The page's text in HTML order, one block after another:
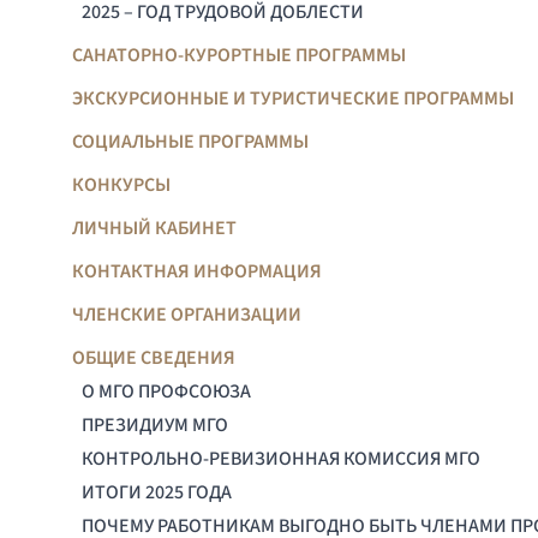
2025 – ГОД ТРУДОВОЙ ДОБЛЕСТИ
САНАТОРНО-КУРОРТНЫЕ ПРОГРАММЫ
ЭКСКУРСИОННЫЕ И ТУРИСТИЧЕСКИЕ ПРОГРАММЫ
СОЦИАЛЬНЫЕ ПРОГРАММЫ
КОНКУРСЫ
ЛИЧНЫЙ КАБИНЕТ
КОНТАКТНАЯ ИНФОРМАЦИЯ
ЧЛЕНСКИЕ ОРГАНИЗАЦИИ
ОБЩИЕ СВЕДЕНИЯ
О МГО ПРОФСОЮЗА
ПРЕЗИДИУМ МГО
КОНТРОЛЬНО-РЕВИЗИОННАЯ КОМИССИЯ МГО
ИТОГИ 2025 ГОДА
ПОЧЕМУ РАБОТНИКАМ ВЫГОДНО БЫТЬ ЧЛЕНАМИ